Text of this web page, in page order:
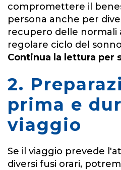
compromettere il
persona anche per
recupero delle normali
regolare ciclo del
Continua la lettura per
2.
prima e
viaggio
Se il viaggio prevede
diversi fusi orari,